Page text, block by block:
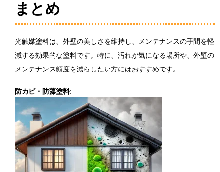
まとめ
光触媒塗料は、外壁の美しさを維持し、メンテナンスの手間を軽
減する効果的な塗料です。特に、汚れが気になる場所や、外壁の
メンテナンス頻度を減らしたい方にはおすすめです。
防カビ・防藻塗料: